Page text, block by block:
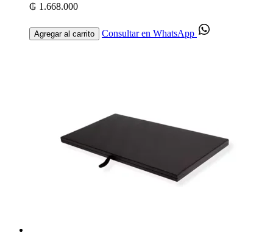
₲ 1.668.000
Agregar al carrito Consultar en WhatsApp